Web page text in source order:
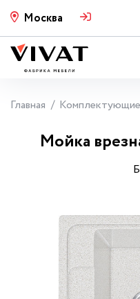
Москва
Главная Комплектующие
Мойка